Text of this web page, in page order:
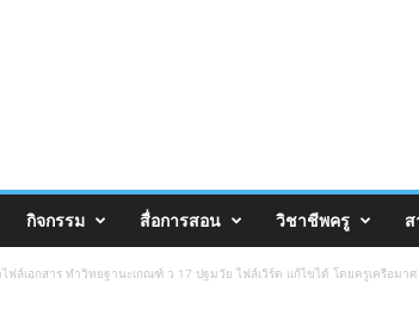
กิจกรรม สื่อการสอน วิชาชีพครู
ฟล์เอกสาร ทำวิทยฐานะเกณฑ์ ว 17 ปฐมวัย ไฟล์เวิร์ด แก้ไขได้ โดยครูเครือมาศ